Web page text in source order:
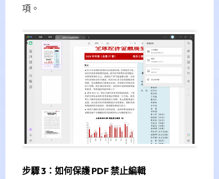
項。
步驟 3：如何保護 PDF 禁止編輯